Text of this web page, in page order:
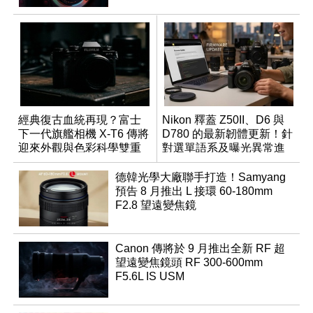
經典復古血統再現？富士
下一代旗艦相機 X-T6 傳將
迎來外觀與色彩科學雙重
優化
Nikon 釋蓋 Z50II、D6 與
D780 的最新韌體更新！針
對選單語系及曝光異常進
行修復
德韓光學大廠聯手打造！Samyang
預告 8 月推出 L 接環 60-180mm
F2.8 望遠變焦鏡
Canon 傳將於 9 月推出全新 RF 超
望遠變焦鏡頭 RF 300-600mm
F5.6L IS USM